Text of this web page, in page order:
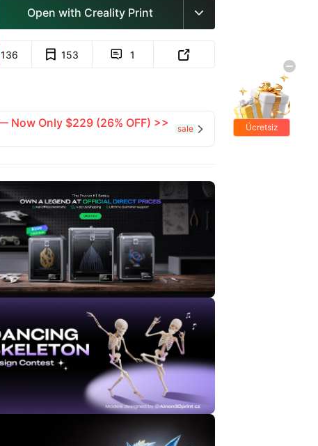
Open with Creality Print 
136 153  1 
Now Only $229 (26% OFF) >>
sale 
Ücretsiz